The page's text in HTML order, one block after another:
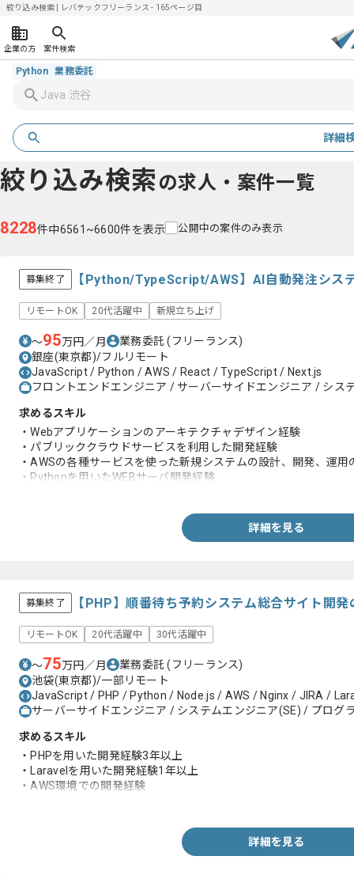
絞り込み検索 | レバテックフリーランス - 165ページ目
企業の方 案件検索
Python 業務委託
詳細
絞り込み検索 の求人・案件一覧
8228件中6561~6600件を表示 公開中の案件のみ表示
募集終了 【Python/TypeScript/AWS】AI自動発注シス
リモートOK 20代活躍中 新規立ち上げ
〜95万円／月 業務委託(フリーランス)
銀座(東京都)/フルリモート
JavaScript / Python / AWS / React / TypeScript / Next.js
フロントエンドエンジニア / サーバーサイドエンジニア / シス
求めるスキル
・Webアプリケーションのアーキテクチャデザイン経験
・パブリッククラウドサービスを利用した開発経験
・AWSの各種サービスを使った新規システムの設計、開発、運用
・Pythonを用いたWEBサーバ開発経験
-Terraform、CloudFormation、CDK
・CI/CD、監視、テスト自動化などのDevOps経験
詳細を見る
募集終了 【PHP】順番待ち予約システム総合サイト開
リモートOK 20代活躍中 30代活躍中
〜75万円／月 業務委託(フリーランス)
池袋(東京都)/一部リモート
JavaScript / PHP / Python / Node.js / AWS / Nginx / JIRA /
サーバーサイドエンジニア / システムエンジニア(SE) / プログ
求めるスキル
・PHPを用いた開発経験3年以上
・Laravelを用いた開発経験1年以上
・AWS環境での開発経験
詳細を見る